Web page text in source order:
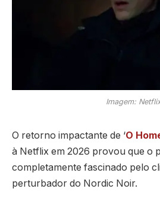
Imagem:
O retorno impactante de ‘O
à Netflix em 2026 provou que o
completamente fascinado pelo
perturbador do Nordic Noir.